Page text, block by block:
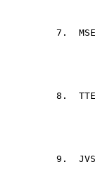
7. MSE
8. TTE
9. JVS